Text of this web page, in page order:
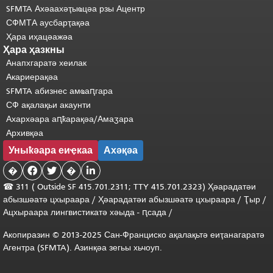
SFMTA Ахәаахәҭыҩцәа рзы Ацентр
СФМТА аусбарҭақәа
Ҳара иҳацәажәа
Ҳара ҳазкны
Анапхгаратә хеилак
Акариерақәа
SFMTA абизнес амҩаԥгара
СФ ақалақьи акаунти
Ахархәара аԥҟарақәа/Амаӡара
Архивқәа
Уныҟәара еиҿкаа Ахәқәа
�   � 
☎ 311 ( Outside SF 415.701.2311; TTY 415.701.2323) Ҳәарадатәи
абызшәатә цхыраара / Ҳәарадатәи абызшәатә цхыраара / Ҭыр /
Ацхыраара лингвистикатә хәыда - ԥсада /
Акопиразин © 2013-2025 Сан-Франциско ақалақьтә еиҭанагаратә
Агентра (SFMTA). Азинқәа зегьы хьчоуп.